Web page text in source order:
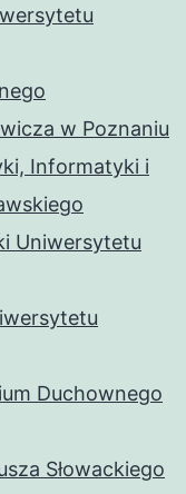
w Poznaniu
Informatyki i
Uniwersytetu
Duchownego
Słowackiego